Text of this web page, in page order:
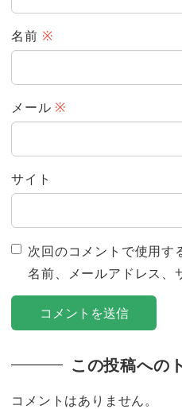
名前 ※
メール ※
サイト
次回のコメントで使用す
名前、メールアドレス、
この投稿への
コメントはありません。